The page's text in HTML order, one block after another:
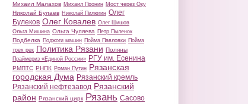
Михаил Малахов Михаил Пронин Мост через Оку
Николай Булаев Николай Пилюгин Олег
Булеков Олег Ковалев Олег Шишов
Ольга Мишина Ольга Чуляева Петр Пыленок
Подбелка Поджоги машин Пойма Павловки Пойма
трех рек Политика Рязани Поляны
Праймериз «Единой России» РГУ им. Есенина
РМПТС РНПК Роман Путин Рязанская
городская Дума Рязанский кремль
Рязанский нефтезавод Рязанский
район Рязанский цирк Рязань Сасово